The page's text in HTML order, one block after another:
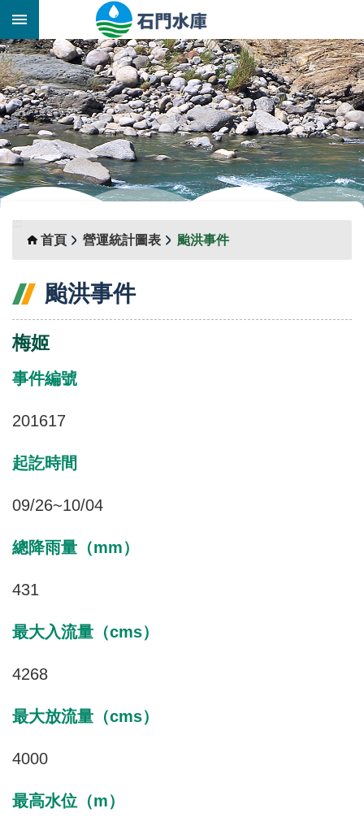
跳到主要內容區塊
::: _
:::
首頁
營運統計圖表 颱洪事件
颱洪事件
梅姬
事件編號
201617
起訖時間
09/26~10/04
總降雨量（mm）
431
最大入流量（cms）
4268
最大放流量（cms）
4000
最高水位（m）